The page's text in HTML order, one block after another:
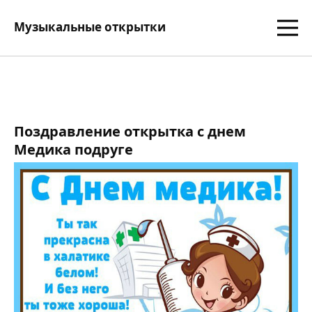
Музыкальные открытки
Поздравление открытка с днем
Медика подруге